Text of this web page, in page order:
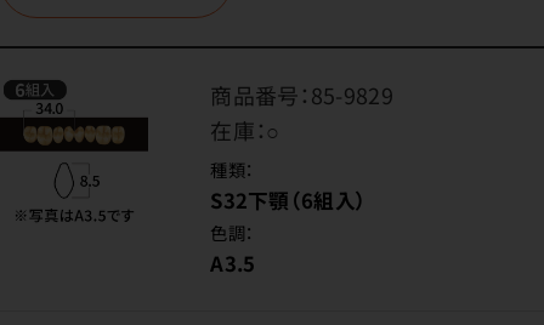
商品番号：85-9829
在庫：○
種類：
S32下顎（6組入）
色調：
A3.5